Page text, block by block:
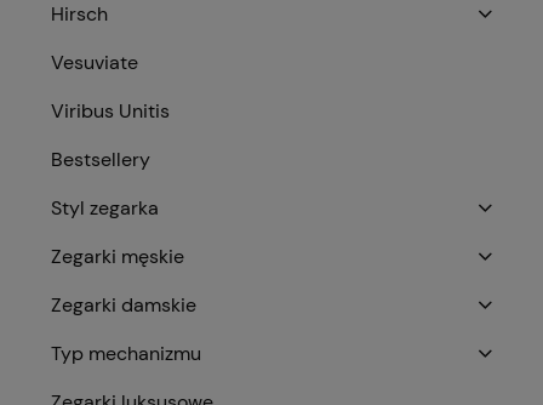
Hirsch
Vesuviate
Viribus Unitis
Bestsellery
Styl zegarka
Zegarki męskie
Zegarki damskie
Typ mechanizmu